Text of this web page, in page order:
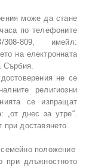
може да стане
по телефоните
809, имейл:
на електронната
Сърбия.
не се
религиозни
се изпращат
„от днес за утре“.
при доставянето.
положение
при длъжностното